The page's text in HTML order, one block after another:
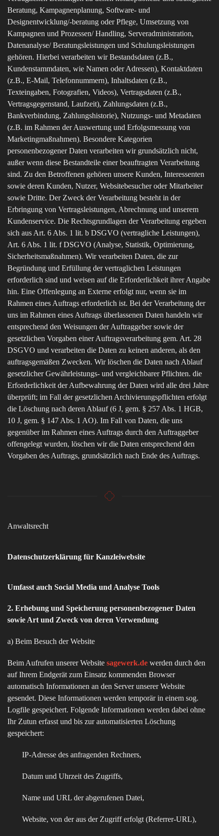
Beratung, Kampagnenplanung, Software- und
Designentwicklung/-beratung oder Pflege, Umsetzung von
Kampagnen und Prozessen/ Handling, Serveradministration,
Datenanalyse/ Beratungsleistungen und Schulungsleistungen
gehören. Hierbei verarbeiten wir Bestandsdaten (z.B.,
Kundenstammdaten, wie Namen oder Adressen), Kontaktdaten
(z.B., E-Mail, Telefonnummern), Inhaltsdaten (z.B.,
Texteingaben, Fotografien, Videos), Vertragsdaten (z.B.,
Vertragsgegenstand, Laufzeit), Zahlungsdaten (z.B.,
Bankverbindung, Zahlungshistorie), Nutzungs- und Metadaten
(z.B. im Rahmen der Auswertung und Erfolgsmessung von
Marketingmaßnahmen). Besondere Kategorien
personenbezogener Daten verarbeiten wir grundsätzlich nicht,
außer wenn diese Bestandteile einer beauftragten Verarbeitung
sind. Zu den Betroffenen gehören unsere Kunden, Interessenten
sowie deren Kunden, Nutzer, Websitebesucher oder Mitarbeiter
sowie Dritte. Der Zweck der Verarbeitung besteht in der
Erbringung von Vertragsleistungen, Abrechnung und unserem
Kundenservice. Die Rechtsgrundlagen der Verarbeitung ergeben
sich aus Art. 6 Abs. 1 lit. b DSGVO (vertragliche Leistungen),
Art. 6 Abs. 1 lit. f DSGVO (Analyse, Statistik, Optimierung,
Sicherheitsmaßnahmen). Wir verarbeiten Daten, die zur
Begründung und Erfüllung der vertraglichen Leistungen
erforderlich sind und weisen auf die Erforderlichkeit ihrer Angabe
hin. Eine Offenlegung an Externe erfolgt nur, wenn sie im
Rahmen eines Auftrags erforderlich ist. Bei der Verarbeitung der
uns im Rahmen eines Auftrags überlassenen Daten handeln wir
entsprechend den Weisungen der Auftraggeber sowie der
gesetzlichen Vorgaben einer Auftragsverarbeitung gem. Art. 28
DSGVO und verarbeiten die Daten zu keinen anderen, als den
auftragsgemäßen Zwecken. Wir löschen die Daten nach Ablauf
gesetzlicher Gewährleistungs- und vergleichbarer Pflichten. die
Erforderlichkeit der Aufbewahrung der Daten wird alle drei Jahre
überprüft; im Fall der gesetzlichen Archivierungspflichten erfolgt
die Löschung nach deren Ablauf (6 J, gem. § 257 Abs. 1 HGB,
10 J, gem. § 147 Abs. 1 AO). Im Fall von Daten, die uns
gegenüber im Rahmen eines Auftrags durch den Auftraggeber
offengelegt wurden, löschen wir die Daten entsprechend den
Vorgaben des Auftrags, grundsätzlich nach Ende des Auftrags.
Anwaltsrecht
Datenschutzerklärung für Kanzleiwebsite
Umfasst auch Social Media und Analyse Tools
2. Erhebung und Speicherung personenbezogener Daten
sowie Art und Zweck von deren Verwendung
a) Beim Besuch der Website
Beim Aufrufen unserer Website sagewerk.de werden durch den
auf Ihrem Endgerät zum Einsatz kommenden Browser
automatisch Informationen an den Server unserer Website
gesendet. Diese Informationen werden temporär in einem sog.
Logfile gespeichert. Folgende Informationen werden dabei ohne
Ihr Zutun erfasst und bis zur automatisierten Löschung
gespeichert:
IP-Adresse des anfragenden Rechners,
Datum und Uhrzeit des Zugriffs,
Name und URL der abgerufenen Datei,
Website, von der aus der Zugriff erfolgt (Referrer-URL),